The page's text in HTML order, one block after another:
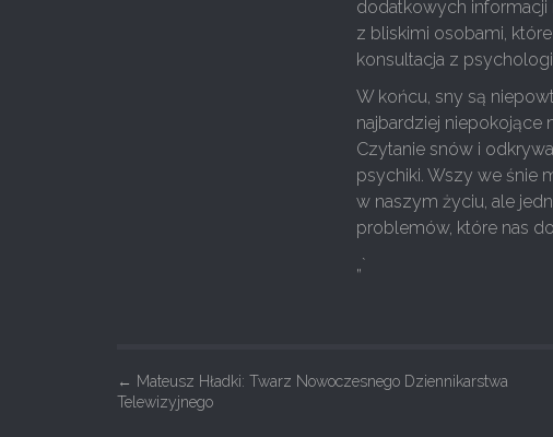
dodatkowych
z bliskimi osobami,
konsultacja z
W końcu, sny są
najbardziej niepokojące
Czytanie snów i
psychiki. Wszy we śnie
w naszym życiu, ale
problemów, które nas
„`
P
o
← Mateusz Hładki: Twarz Nowoczesnego Dziennikarstwa
Telewizyjnego